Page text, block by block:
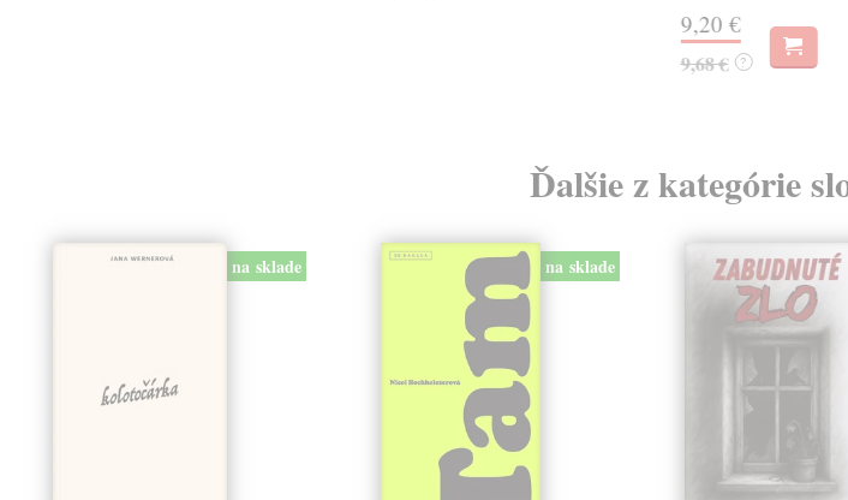
9,20 €
9,68 € ?
Ďalšie z kategórie
na sklade na sklade